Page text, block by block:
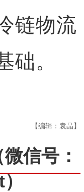
链物流
础。
【编辑：袁晶】
微信号：